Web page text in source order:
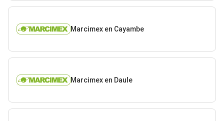
Marcimex en Cayambe
Marcimex en Daule